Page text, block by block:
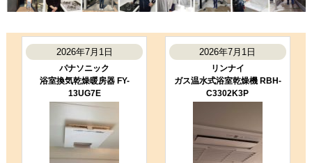
2026年7月1日
パナソニック
浴室換気乾燥暖房器 FY-
13UG7E
2026年7月1日
リンナイ
ガス温水式浴室乾燥機 RBH-
C3302K3P